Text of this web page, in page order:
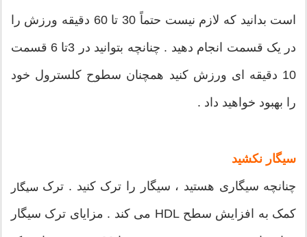
است بدانید که لازم نیست حتماً 30 تا 60 دقیقه ورزش را
در یک قسمت انجام دهید . چنانچه بتوانید در 3تا 6 قسمت
10 دقیقه ای ورزش کنید همچنان سطوح کلسترول خود
را بهبود خواهید داد .
سیگار نکشید
چنانچه سیگاری هستید ، سیگار را ترک کنید . ترک سیگار
کمک به افزایش سطح HDL می کند . مزایای ترک سیگار